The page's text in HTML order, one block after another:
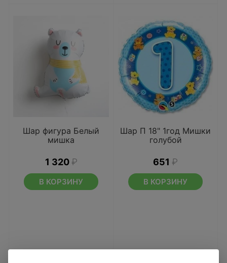
Шар фигура Белый
мишка
1 320 ₽
В КОРЗИНУ
Шар П 18" 1год Мишки
голубой
651 ₽
В КОРЗИНУ